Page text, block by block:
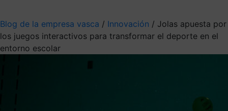
Blog de la empresa vasca / Innovación / Jolas apuesta por
los juegos interactivos para transformar el deporte en el
entorno escolar